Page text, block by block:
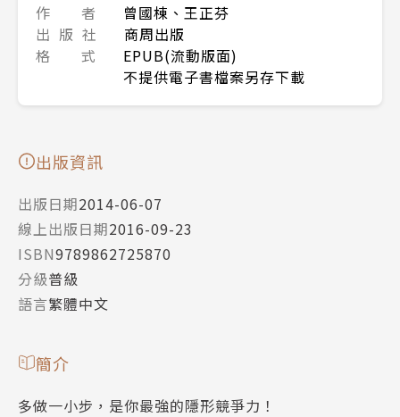
作 者
曾國棟、王正芬
出 版 社
商周出版
格 式
EPUB(流動版面)
不提供電子書檔案另存下載
出版資訊
出版日期2014-06-07
線上出版日期2016-09-23
ISBN9789862725870
分級普級
語言繁體中文
簡介
多做一小步，是你最強的隱形競爭力！